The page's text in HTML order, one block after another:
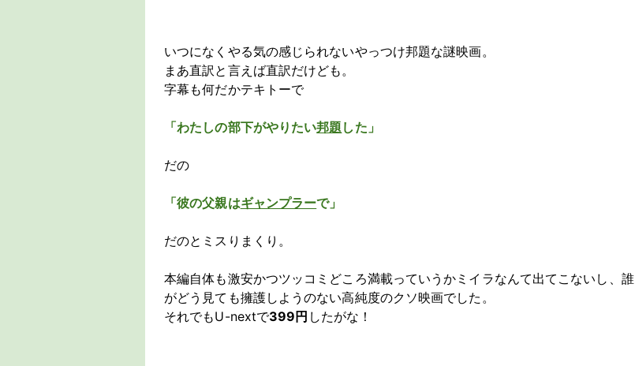
いつになくやる気の感じられないやっつけ邦題な謎映画。
まあ直訳と言えば直訳だけども。
字幕も何だかテキトーで
「わたしの部下がやりたい邦題 した」
だの
「彼の父親はギャンプラーで」
だのとミスりまくり。
本編自体も激安かつツッコミどころ満載っていうかミイラなんて出てこないし、誰
がどう見ても擁護しようのない高純度のクソ映画でした。
それでもU-nextで399円 したがな！